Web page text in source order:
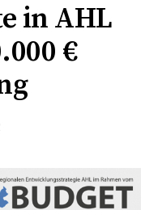
in AHL
€